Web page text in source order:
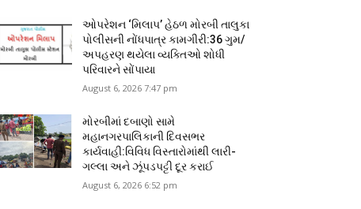
ઓપરેશન ‘મિલાપ’ હેઠળ મોરબી તાલુકા
પોલીસની નોંધપાત્ર કામગીરી:36 ગુમ/
અપહરણ થયેલા વ્યક્તિઓ શોધી
પરિવારને સોંપાયા
August 6, 2026 7:47 pm
મોરબીમાં દબાણો સામે
મહાનગરપાલિકાની દિવસભર
કાર્યવાહી:વિવિધ વિસ્તારોમાંથી લારી-
ગલ્લા અને ઝૂંપડપટ્ટી દૂર કરાઈ
August 6, 2026 6:52 pm